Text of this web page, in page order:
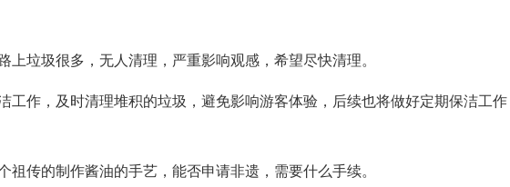
上垃圾很多，无人清理，严重影响观感，希望尽快清理。
工作，及时清理堆积的垃圾，避免影响游客体验，后续也将做好定期保洁工
祖传的制作酱油的手艺，能否申请非遗，需要什么手续。